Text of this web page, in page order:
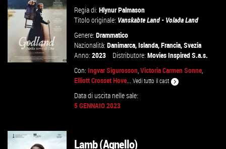
Regia di:Hlynur Palmason
Titolo originale: Vanskabte Land - Volaða Land
Genere:Drammatico
Nazionalità:Danimarca,Islanda,Francia,Svezia
Anno:2023 Distributore:Movies Inspired S.a.s.
Con:Ingvar Sigurosson ,Victoria Carmen Sonne
Elliott Crosset Hove ...Vedi tutto il cast
Data di uscita nelle sale:
5 GENNAIO 2023
Lamb (Agnello)